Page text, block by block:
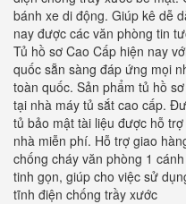
bánh xe di động. Giúp kê dễ
nay được các văn phòng tin
Tủ hồ sơ Cao Cấp hiện nay
quốc sẵn sàng đáp ứng mọi
toàn quốc. Sản phẩm tủ hồ
tại nhà máy tủ sắt cao cấp.
tủ bảo mật tài liệu được hỗ
nhà miễn phí. Hỗ trợ giao
chống cháy văn phòng 1
tinh gọn, giúp cho việc sử
tĩnh điện chống trầy xước